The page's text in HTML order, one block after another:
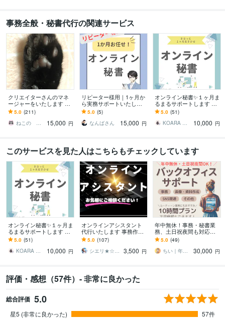
事務全般・秘書代行の関連サービス
クリエイターさんのマネ
ージャーをいたします 一
緒なら大丈夫！あなたに
寄り添い伴走します！
5.0 (211)
ねこの みいこ
15,000 円
リピーター様用｜1ヶ月か
ら実務サポートいたしま
す バックオフィス・YouT
ube・SNS運用補助まで対
応
5.0 (5)
なんばさん
15,000 円
オンライン秘書✨１ヶ月ま
るまるサポートします 初
回お試し価格✨オンライン
秘書を利用してみません
か？
5.0 (51)
KOARA オンライン秘書 コンサル
10,000 円
このサービスを見た人はこちらもチェックしています
オンライン秘書✨１ヶ月ま
るまるサポートします 初
回お試し価格✨オンライン
秘書を利用してみません
か？
5.0 (51)
KOARA オンライン秘書 コンサル
10,000 円
オンラインアシスタント
代行いたします 事務作業
や秘書業務、雑務など代
行いたします。
5.0 (107)
シエリ★☆web·シナリオライター
3,500 円
年中無休！事務・秘書業
務、土日祝夜間も対応し
ます お試し価格あり｜現
役事務のバックオフィス
サポート！
5.0 (49)
ちい｜年中無休のバックオフィスサポート
30,000 円
評価・感想（57件）- 非常に良かった
総合評価 5.0
星5 (非常に良かった)
57件